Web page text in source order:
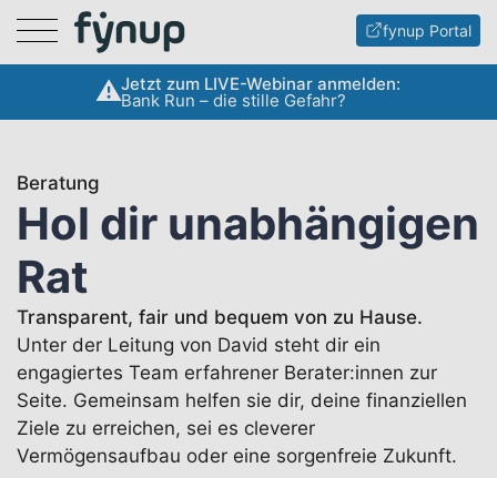
Menu fynup Portal
Jetzt zum LIVE-Webinar anmelden:
Bank Run – die stille Gefahr?
Beratung
Hol dir unabhängigen
Rat
Transparent, fair und bequem von zu Hause.
Unter der Leitung von David steht dir ein
engagiertes Team erfahrener Berater:innen zur
Seite. Gemeinsam helfen sie dir, deine finanziellen
Ziele zu erreichen, sei es cleverer
Vermögensaufbau oder eine sorgenfreie Zukunft.